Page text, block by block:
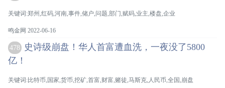
关键词:郑州,红码,河南,事件,储户,问题,部门,赋码,业主,楼盘,企业
鸣金网 2022-06-16
478
史诗级崩盘！华人首富遭血洗，一夜没了5800
亿！
关键词:比特币,国家,货币,挖矿,首富,财富,赌徒,马斯克,人民币,全国,崩盘